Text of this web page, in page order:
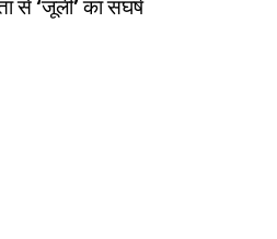
से ‘जूली’ का संघर्ष